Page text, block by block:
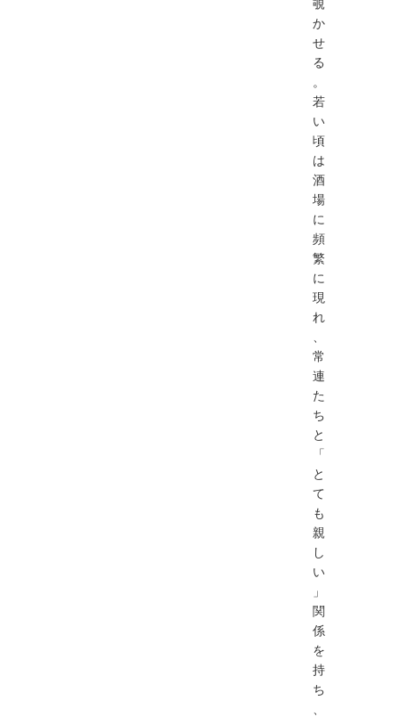
か
せ
る
。
若
い
頃
は
酒
場
に
頻
繁
に
現
れ
常
連
た
ち
と
「
と
て
も
親
し
い
」
関
係
を
持
ち